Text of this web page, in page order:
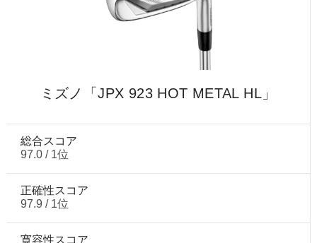
ミズノ「JPX 923 HOT METAL HL」
総合スコア
97.0 / 1位
正確性スコア
97.9 / 1位
寛容性スコア